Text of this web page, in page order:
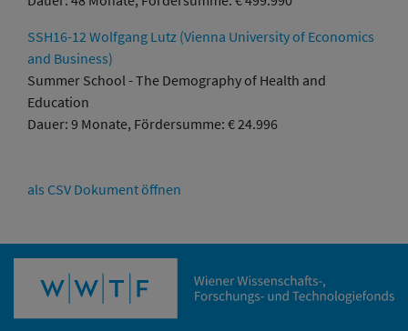
SSH16-12 Wolfgang Lutz (Vienna University of Economics
and Business)
Summer School - The Demography of Health and
Education
Dauer: 9 Monate, Fördersumme: € 24.996
als CSV Dokument öffnen